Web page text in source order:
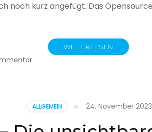
noch kurz angefügt. Das
WEITERLESEN
zu
rot
ALLGEMEIN 24. November 2023